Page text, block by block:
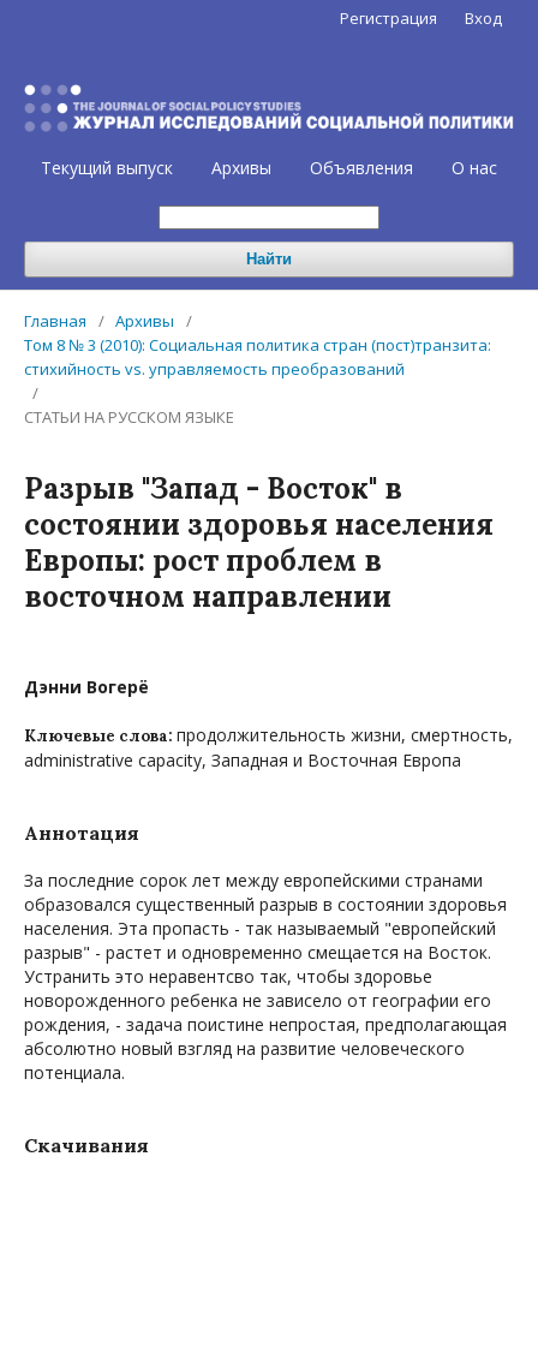
Текущий выпуск Архивы Объявления О нас
Найти
Регистрация Вход
Главная / Архивы
/
Том 8 № 3 (2010): Социальная политика стран (пост)транзита:
стихийность vs. управляемость преобразований
/
СТАТЬИ НА РУССКОМ ЯЗЫКЕ
Разрыв "Запад - Восток" в
состоянии здоровья населения
Европы: рост проблем в
восточном направлении
Дэнни Вогерё
Ключевые слова: продолжительность жизни, смертность,
administrative capacity, Западная и Восточная Европа
Аннотация
За последние сорок лет между европейскими странами
образовался существенный разрыв в состоянии здоровья
населения. Эта пропасть - так называемый "европейский
разрыв" - растет и одновременно смещается на Восток.
Устранить это неравентсво так, чтобы здоровье
новорожденного ребенка не зависело от географии его
рождения, - задача поистине непростая, предполагающая
абсолютно новый взгляд на развитие человеческого
потенциала.
Скачивания